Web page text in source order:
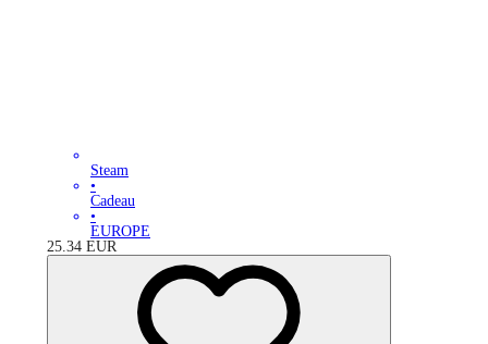
Steam
•
Cadeau
•
EUROPE
25.34 EUR